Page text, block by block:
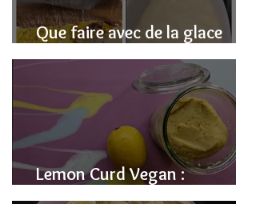
Que faire avec de la glace
fondue? J'ai la SOLUTION!
Lemon Curd Vegan :
L'alternative saine aux pois